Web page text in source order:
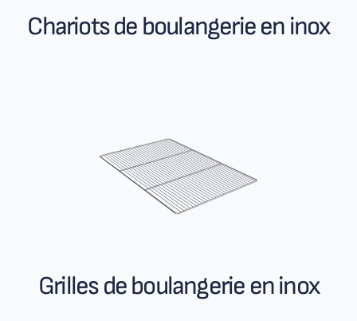
Chariots de boulangerie en inox
Grilles de boulangerie en inox